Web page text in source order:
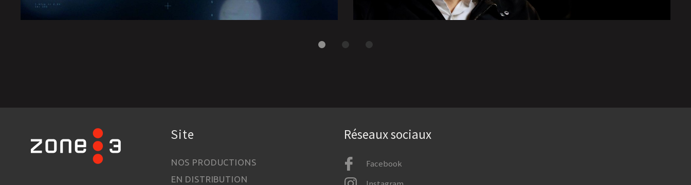
Site
NOS PRODUCTIONS
EN DISTRIBUTION
Réseaux sociaux
Facebook